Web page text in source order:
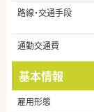
路線・交通手段
通勤交通費
基本情報
雇用形態